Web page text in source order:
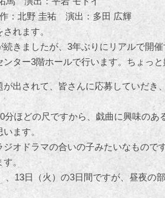
：北野 圭祐 演出：多田 広輝
れます。
きましたが、3年ぶりにリアルで開催
ター3階ホールで行います。ちょっと
出されて、皆さんに応募していだき
分ほどの尺ですから、戯曲に興味のあ
ます。
オドラマの合いの子みたいなもので
。
、13日（火）の3日間ですが、昼夜の